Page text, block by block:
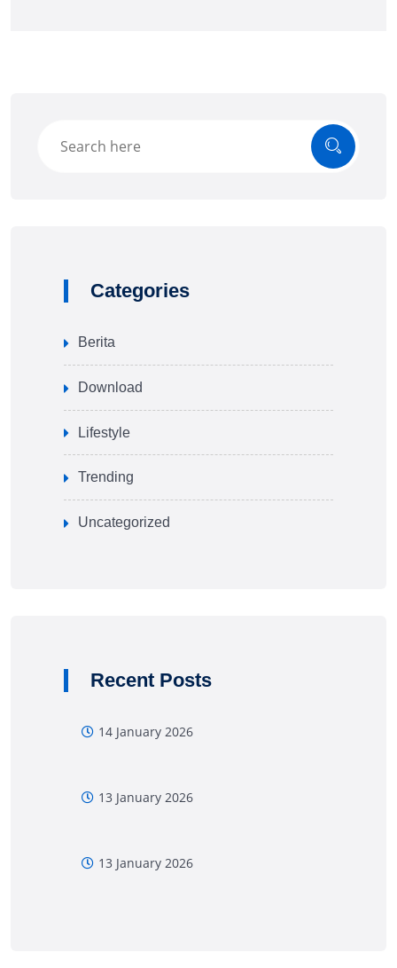
Categories
Berita
Download
Lifestyle
Trending
Uncategorized
Recent Posts
14 January 2026
13 January 2026
13 January 2026